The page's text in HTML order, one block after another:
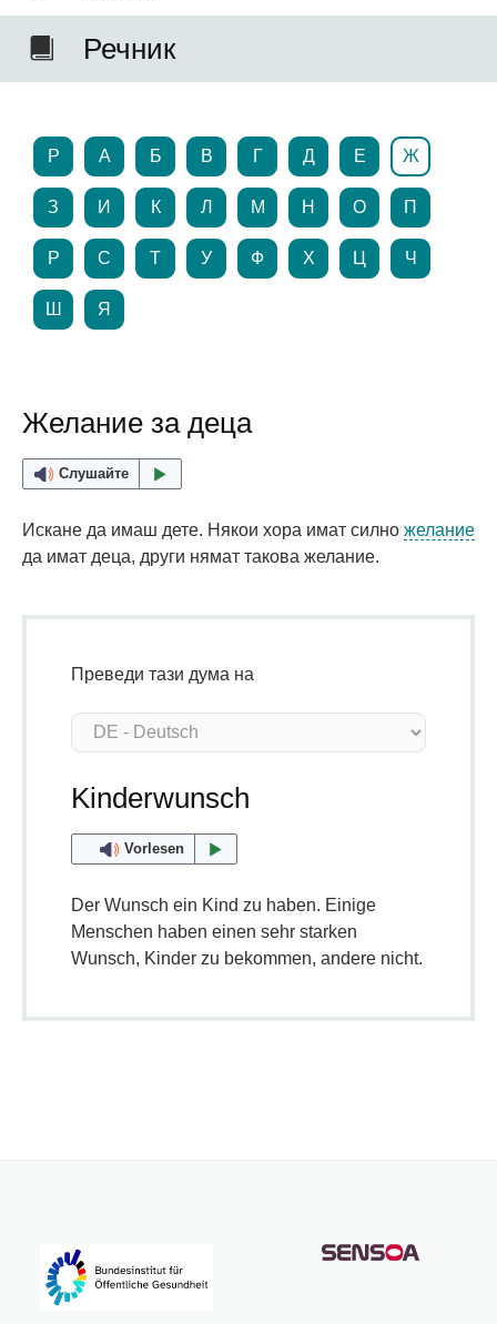
Речник
P А Б В Г Д Е Ж
З И К Л М Н О П
Р С Т У Ф Х Ц Ч
Ш Я
Желание за деца
Слушайте
Искане да имаш дете. Някои хора имат силно желание
да имат деца, други нямат такова желание.
Преведи тази дума на
Kinderwunsch
Vorlesen
Der Wunsch ein Kind zu haben. Einige
Menschen haben einen sehr starken
Wunsch, Kinder zu bekommen, andere nicht.